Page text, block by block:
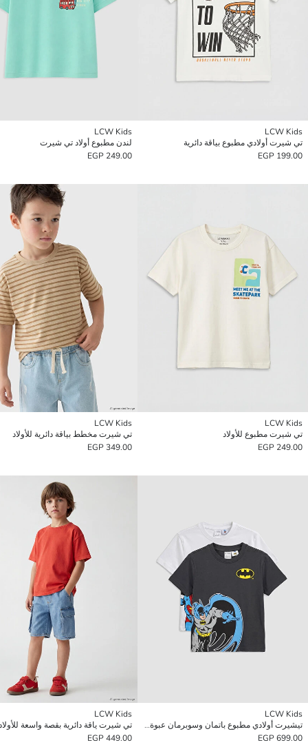
LCW Kids
تي شيرت أولادي مطبوع بياقة دائرية
199.00 EGP
LCW Kids
لندن مطبوع أولاد تي شيرت
249.00 EGP
LCW Kids
تي شيرت مطبوع للأولاد
249.00 EGP
LCW Kids
تي شيرت مخطط بياقة دائرية للأولاد
349.00 EGP
LCW Kids
تيشيرت أولادي مطبوع باتمان وسوبرمان عبوة من 2 قطعة
699.00 EGP
LCW Kids
تي شيرت ياقة دائرية بقصة واسعة
449.00 EGP